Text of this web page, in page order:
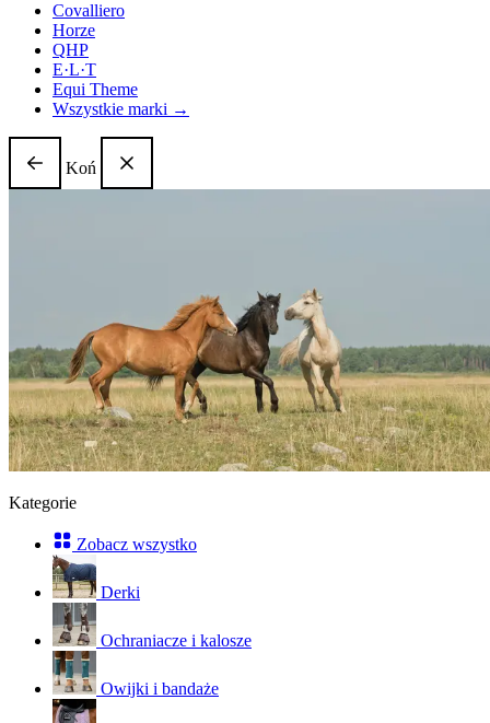
Covalliero
Horze
QHP
E·L·T
Equi Theme
Wszystkie marki →
Koń
Kategorie
Zobacz wszystko
Derki
Ochraniacze i kalosze
Owijki i bandaże